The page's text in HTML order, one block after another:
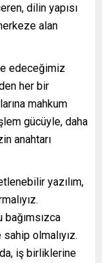
dilin yapısı
alan
edeceğimiz
her bir
mahkum
gücüyle, daha
anahtarı
yazılım,
olmalıyız.
iş birliklerine